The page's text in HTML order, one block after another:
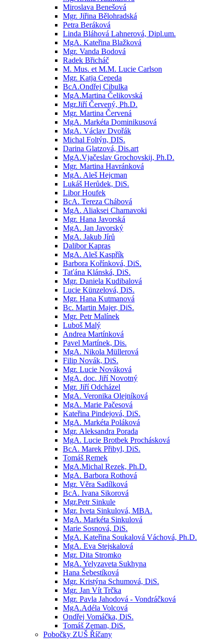
Miroslava Benešová
Mgr. Jiřina Bělohradská
Petra Beráková
Linda Bláhová Lahnerová, Dipl.um.
MgA. Kateřina Blažková
Mgr. Vanda Bodová
Radek Břicháč
M. Mus. et M.M. Lucie Carlson
Mgr. Katja Cepeda
BcA.Ondřej Cibulka
MgA.Martina Čelikovská
Mgr.Jiří Červený, Ph.D.
Mgr. Martina Červená
MgA. Markéta Dominikusová
MgA. Václav Dvořák
Michal Foltýn, DIS.
Darina Glatzová, Dis.art
MgA.Vjačeslav Grochovskij, Ph.D.
Mgr. Martina Havránková
MgA. Aleš Hejcman
Lukáš Herůdek, DiS.
Libor Houfek
BcA. Tereza Chábová
MgA. Aliaksei Charnavoki
Mgr. Hana Javorská
MgA. Jan Javorský
MgA. Jakub Jírů
Dalibor Kapras
MgA. Aleš Kaspřík
Barbora Kořínková, DiS.
Taťána Klánská, DiS.
Mgr. Daniela Kudibalová
Lucie Künzelová, DiS.
Mgr. Hana Kutmanová
Bc. Martin Majer, DiS.
Mgr. Petr Malínek
Luboš Malý
Andrea Martínková
Pavel Martínek, Dis.
MgA. Nikola Müllerová
Filip Novák, DiS.
Mgr. Lucie Nováková
MgA. doc. Jiří Novotný
Mgr. Jiří Odcházel
MgA. Veronika Olejníková
MgA. Marie Pačesová
Kateřina Pindejová, DiS.
MgA. Markéta Poláková
Mgr. Aleksandra Porada
MgA. Lucie Brotbek Prochásková
BcA. Marek Přibyl, DiS.
Tomáš Remek
MgA.Michal Rezek, Ph.D.
MgA. Barbora Rothová
Mgr. Věra Sadílková
BcA. Ivana Sikorová
Mgr.Petr Sinkule
Mgr. Iveta Sinkulová, MBA.
MgA. Markéta Sinkulová
Marie Sosnová, DiS.
MgA. Kateřina Soukalová Váchová, Ph.D.
MgA. Eva Stejskalová
Mgr. Dita Stromko
MgA. Yelyzaveta Sukhyna
Hana Šebestíková
Mgr. Kristýna Schumová, DiS.
Mgr. Jan Vít Trčka
Mgr. Pavla Jahodová - Vondráčková
MgA.Adéla Volcová
Ondřej Vomáčka, DiS.
Tomáš Zeman, DiS.
Pobočky ZUŠ Říčany